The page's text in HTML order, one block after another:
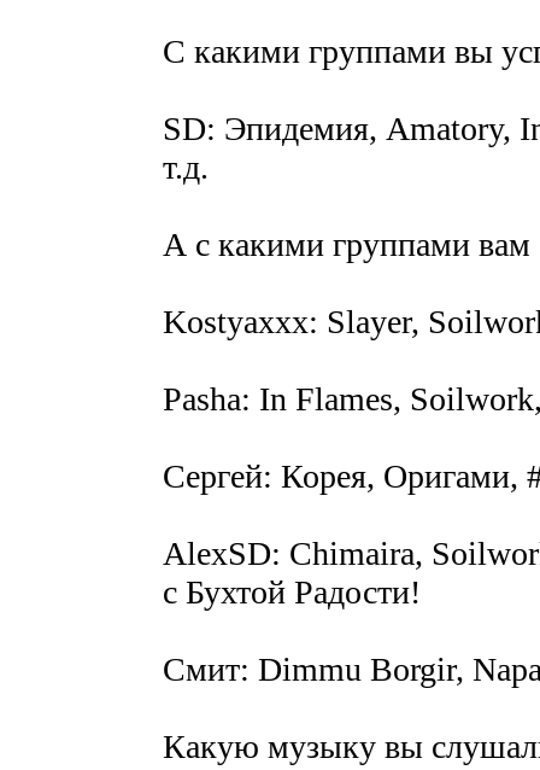
С какими группами вы
SD: Эпидемия, Amatory,
т.д.
А с какими группами вам
Kostyaxxx: Slayer,
Pasha: In Flames,
Сергей: Корея, Оригами,
AlexSD: Chimaira,
с Бухтой Радости!
Смит: Dimmu Borgir,
Какую музыку вы